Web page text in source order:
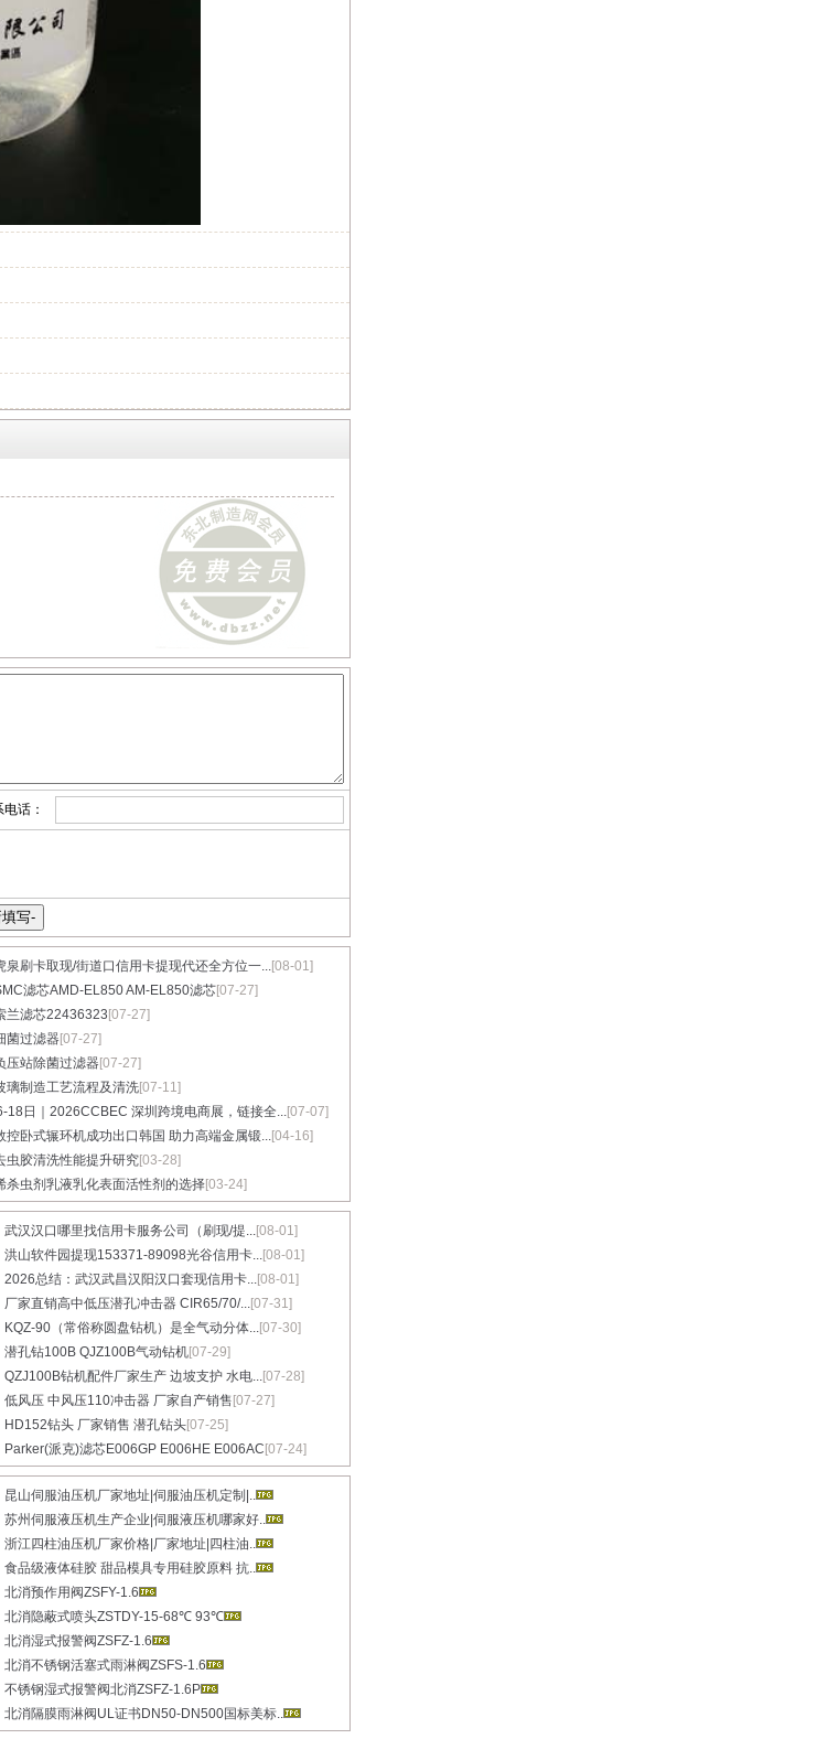
话：
泉刷卡取现/街道口信用卡提现代还全方位一...[08-01]
滤芯AMD-EL850 AM-EL850滤芯[07-27]
兰滤芯22436323 [07-27]
菌过滤器[07-27]
压站除菌过滤器[07-27]
璃制造工艺流程及清洗[07-11]
18日｜2026CCBEC 深圳跨境电商展，链接全...[07-07]
控卧式辗环机成功出口韩国 助力高端金属锻...[04-16]
虫胶清洗性能提升研究[03-28]
杀虫剂乳液乳化表面活性剂的选择[03-24]
武汉汉口哪里找信用卡服务公司（刷现/提...[08-01]
洪山软件园提现153371-89098光谷信用卡...[08-01]
2026总结：武汉武昌汉阳汉口套现信用卡...[08-01]
厂家直销高中低压潜孔冲击器 CIR65/70/...[07-31]
KQZ-90（常俗称圆盘钻机）是全气动分体...[07-30]
潜孔钻100B QJZ100B气动钻机[07-29]
QZJ100B钻机配件厂家生产 边坡支护 水电...[07-28]
低风压 中风压110冲击器 厂家自产销售 [07-27]
HD152钻头 厂家销售 潜孔钻头[07-25]
Parker(派克)滤芯E006GP E006HE E006AC [07-24]
昆山伺服油压机厂家地址|伺服油压机定制|..
苏州伺服液压机生产企业|伺服液压机哪家好..
浙江四柱油压机厂家价格|厂家地址|四柱油..
食品级液体硅胶 甜品模具专用硅胶原料 抗..
北消预作用阀ZSFY-1.6
北消隐蔽式喷头ZSTDY-15-68℃ 93℃
北消湿式报警阀ZSFZ-1.6
北消不锈钢活塞式雨淋阀ZSFS-1.6
不锈钢湿式报警阀北消ZSFZ-1.6P
北消隔膜雨淋阀UL证书DN50-DN500国标美标..